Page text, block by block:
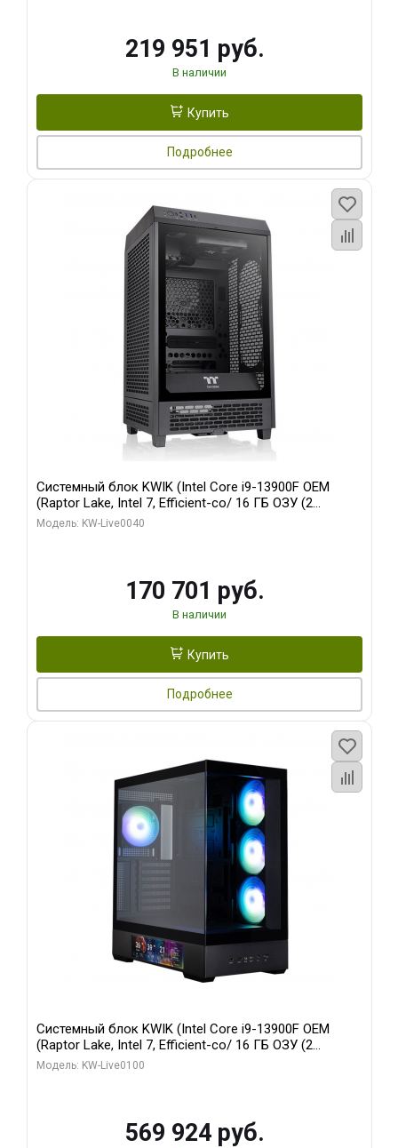
219 951 руб.
В наличии
Купить
Подробнее
Системный блок KWIK (Intel Core i9-13900F OEM
(Raptor Lake, Intel 7, Efficient-co/ 16 ГБ ОЗУ (2
модуля)/ Gigabyte RTX5070 GAMING OC 12GB GDDR7
Модель: KW-Live0040
170 701 руб.
В наличии
Купить
Подробнее
Системный блок KWIK (Intel Core i9-13900F OEM
(Raptor Lake, Intel 7, Efficient-co/ 16 ГБ ОЗУ (2
модуля)/ Afox RTX4090 24GB GDDR6X 384-Bit 3xDP
Модель: KW-Live0100
569 924 руб.